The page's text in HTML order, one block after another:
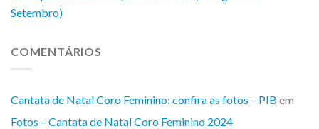
Setembro)
COMENTÁRIOS
Cantata de Natal Coro Feminino: confira as fotos – PIB em
Fotos – Cantata de Natal Coro Feminino 2024